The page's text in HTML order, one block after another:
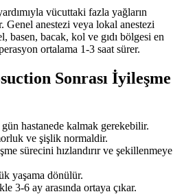
vücuttaki fazla yağların
anestezi veya lokal anestezi
basen, bacak, kol ve gıdı bölgesi en
ortalama 1-3 saat sürer.
Sonrası İyileşme
hastanede kalmak gerekebilir.
ve şişlik normaldir.
sürecini hızlandırır ve şekillenmeye
yaşama dönülür.
3-6 ay arasında ortaya çıkar.